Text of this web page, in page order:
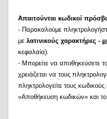
Απαιτούνται κωδικοί
- Παρακαλούμε
με λατινικούς χαρακτήρες -
κεφαλαία).
- Μπορείτε να αποθηκεύσετε
χρειάζεται να τους
πληκτρολογείτε τους
«Αποθήκευση κωδικών» και